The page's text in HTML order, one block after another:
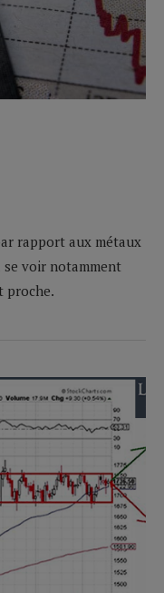
rapport aux métaux
voir notamment
proche.